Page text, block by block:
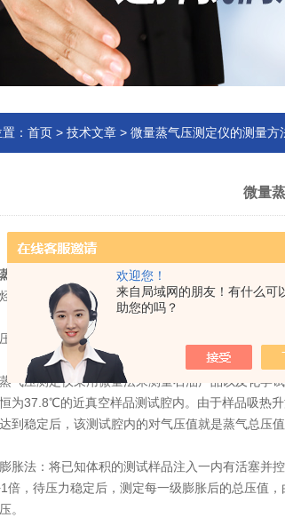
欢迎您！
来自局域网的朋友！有什么可
助您的吗？
： 首页 > 技术文章 > 微量蒸气压测定仪的测量方
微量
发布日期
气压测定仪
是基于三级膨胀法研制的液体挥发性
类溶剂、轻馏分石油产品以及化学试剂等物质的蒸
定的方法主要有三级微量法、膨胀法和雷德法。
压测定仪采用微量法来测量石油产品以及化学试
为37.8℃的近真空样品测试腔内。由于样品吸热
到稳定后，该测试腔内的对气压值就是蒸气总压
法：将已知体积的测试样品注入一内有活塞并控
倍，待压力稳定后，测定每一级膨胀后的总压值
。